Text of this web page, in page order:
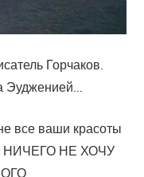
Горчаков.
Эудженией…
все ваши красоты
НИЧЕГО НЕ ХОЧУ